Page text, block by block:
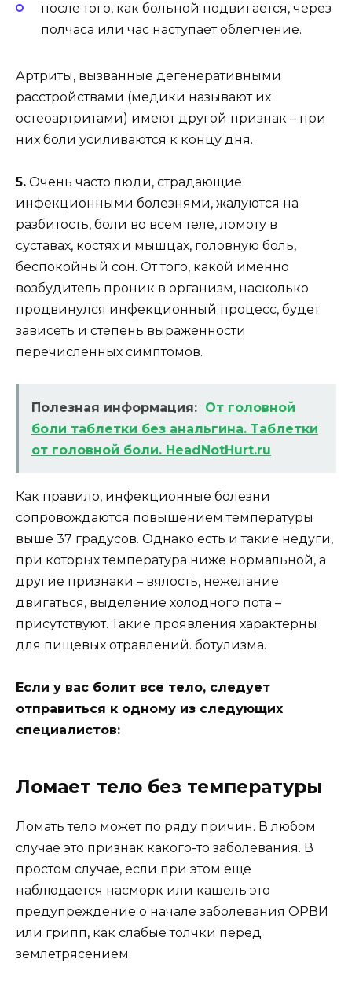
после того, как больной подвигается, через
полчаса или час наступает облегчение.
Артриты, вызванные дегенеративными
расстройствами (медики называют их
остеоартритами) имеют другой признак – при
них боли усиливаются к концу дня.
5. Очень часто люди, страдающие
инфекционными болезнями, жалуются на
разбитость, боли во всем теле, ломоту в
суставах, костях и мышцах, головную боль,
беспокойный сон. От того, какой именно
возбудитель проник в организм, насколько
продвинулся инфекционный процесс, будет
зависеть и степень выраженности
перечисленных симптомов.
Полезная информация: От головной
боли таблетки без анальгина. Таблетки
от головной боли. HeadNotHurt.ru
Как правило, инфекционные болезни
сопровождаются повышением температуры
выше 37 градусов. Однако есть и такие недуги,
при которых температура ниже нормальной, а
другие признаки – вялость, нежелание
двигаться, выделение холодного пота –
присутствуют. Такие проявления характерны
для пищевых отравлений. ботулизма.
Если у вас болит все тело, следует
отправиться к одному из следующих
специалистов:
Ломает тело без температуры
Ломать тело может по ряду причин. В любом
случае это признак какого-то заболевания. В
простом случае, если при этом еще
наблюдается насморк или кашель это
предупреждение о начале заболевания ОРВИ
или грипп, как слабые толчки перед
землетрясением.